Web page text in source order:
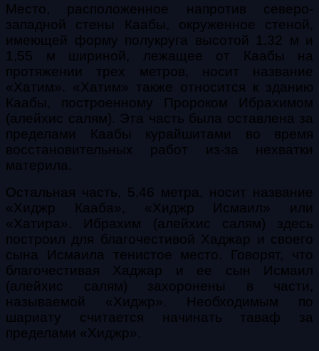
Место, расположенное напротив северо-
западной стены Каабы, окруженное стеной,
имеющей форму полукруга высотой 1,32 м и
1,55 м шириной, лежащее от Каабы на
протяжении трех метров, носит название
«Хатим». «Хатим» также относится к зданию
Каабы, построенному Пророком Ибрахимом
(алейхис салям). Эта часть была оставлена за
пределами Каабы курайшитами во время
восстановительных работ из-за нехватки
материла.
Остальная часть, 5,46 метра, носит название
«Хиджр Кааба», «Хиджр Исмаил» или
«Хатира». Ибрахим (алейхис салям) здесь
построил для благочестивой Хаджар и своего
сына Исмаила тенистое место. Говорят, что
благочестивая Хаджар и ее сын Исмаил
(алейхис салям) захоронены в части,
называемой «Хиджр». Необходимым по
шариату считается начинать таваф за
пределами «Хиджр».